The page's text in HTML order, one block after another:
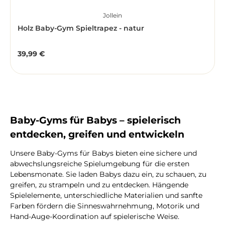
Jollein
Holz Baby-Gym Spieltrapez - natur
Regulärer Preis:
39,99 €
Baby-Gyms für Babys – spielerisch
entdecken, greifen und entwickeln
Unsere Baby-Gyms für Babys bieten eine sichere und
abwechslungsreiche Spielumgebung für die ersten
Lebensmonate. Sie laden Babys dazu ein, zu schauen, zu
greifen, zu strampeln und zu entdecken. Hängende
Spielelemente, unterschiedliche Materialien und sanfte
Farben fördern die Sinneswahrnehmung, Motorik und
Hand-Auge-Koordination auf spielerische Weise.